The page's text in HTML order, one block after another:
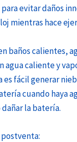
evitar daños
mientras hace
baños calientes,
agua caliente y
fácil generar
cuando haya
la batería.